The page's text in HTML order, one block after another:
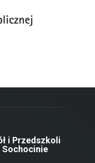
i Przedszkoli
Sochocinie